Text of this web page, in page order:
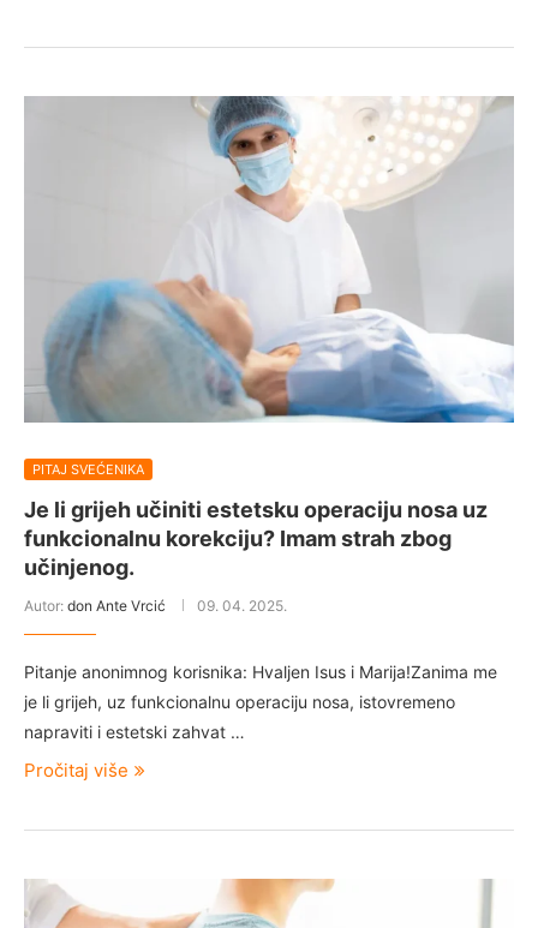
PITAJ SVEĆENIKA
Je li grijeh učiniti estetsku operaciju nosa uz
funkcionalnu korekciju? Imam strah zbog
učinjenog.
Autor: don Ante Vrcić 09. 04. 2025.
Pitanje anonimnog korisnika: Hvaljen Isus i Marija!Zanima me
je li grijeh, uz funkcionalnu operaciju nosa, istovremeno
napraviti i estetski zahvat …
Pročitaj više